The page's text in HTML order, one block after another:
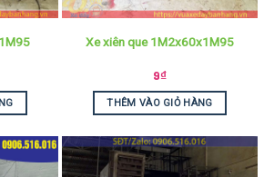
Xe xiên que 1M2x60x1M95
9₫
THÊM VÀO GIỎ HÀNG